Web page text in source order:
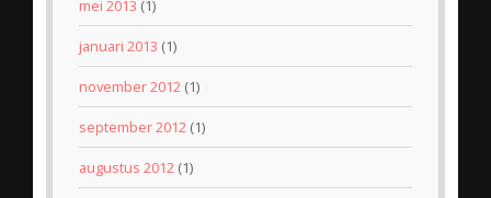
mei 2013 (1)
januari 2013 (1)
november 2012 (1)
september 2012 (1)
augustus 2012 (1)